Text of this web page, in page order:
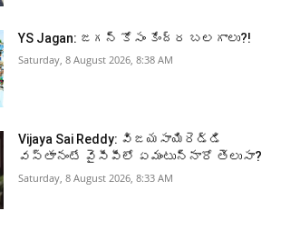
YS Jagan: జగన్ కోసం కేంద్ర బలగాలు?!
Saturday, 8 August 2026, 8:38 AM
Vijaya Sai Reddy: విజయసాయిరెడ్డి
వస్తానంటే వైసీపీలో ఏమంటున్నారో తెలుసా?
Saturday, 8 August 2026, 8:33 AM